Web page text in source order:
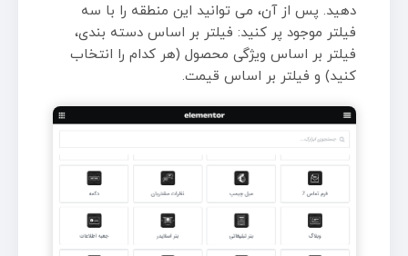
دهید. پس از آن، می توانید این منطقه را با سه
فیلتر موجود پر کنید: فیلتر بر اساس دسته بندی،
فیلتر بر اساس ویژگی محصول (هر کدام را انتخاب
کنید) و فیلتر بر اساس قیمت.